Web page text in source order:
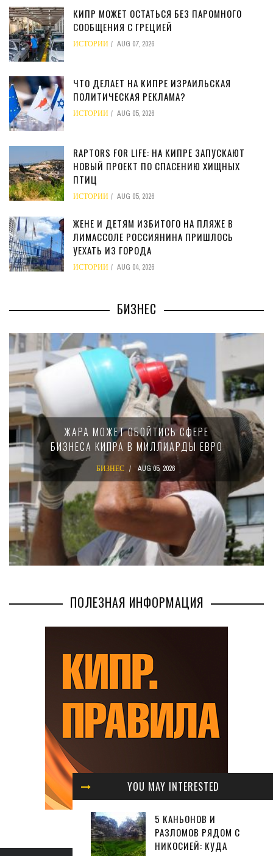
YOU MAY INTERESTED
5 КАНЬОНОВ И
РАЗЛОМОВ РЯДОМ С
НИКОСИЕЙ: КУДА
КИПР МОЖЕТ ОСТАТЬСЯ БЕЗ ПАРОМНОГО
СООБЩЕНИЯ С ГРЕЦИЕЙ
ИСТОРИИ AUG 07, 2026
ЧТО ДЕЛАЕТ НА КИПРЕ ИЗРАИЛЬСКАЯ
ПОЛИТИЧЕСКАЯ РЕКЛАМА?
ИСТОРИИ AUG 05, 2026
RAPTORS FOR LIFE: НА КИПРЕ ЗАПУСКАЮТ
НОВЫЙ ПРОЕКТ ПО СПАСЕНИЮ ХИЩНЫХ
ПТИЦ
ИСТОРИИ AUG 05, 2026
ЖЕНЕ И ДЕТЯМ ИЗБИТОГО НА ПЛЯЖЕ В
ЛИМАССОЛЕ РОССИЯНИНА ПРИШЛОСЬ
УЕХАТЬ ИЗ ГОРОДА
ИСТОРИИ AUG 04, 2026
БИЗНЕС
МИНФИН КИПРА ПЕРЕПИСАЛ ЗАКОН О
15-ПРОЦЕНТНОМ НАЛОГЕ ДЛЯ
КРУПНЫХ МЕЖДУНАРОДНЫХ
КОМПАНИЙ
БИЗНЕС AUG 02, 2026
ПОЛЕЗНАЯ ИНФОРМАЦИЯ